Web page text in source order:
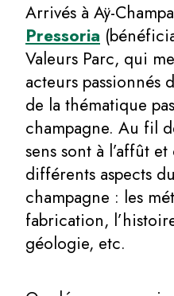
Arrivés à Aÿ-
Pressoria
Valeurs Parc, qui
acteurs
de la thématique
champagne. Au fil
sens sont à l’affût
différents aspects
champagne : les
fabrication,
géologie, etc.